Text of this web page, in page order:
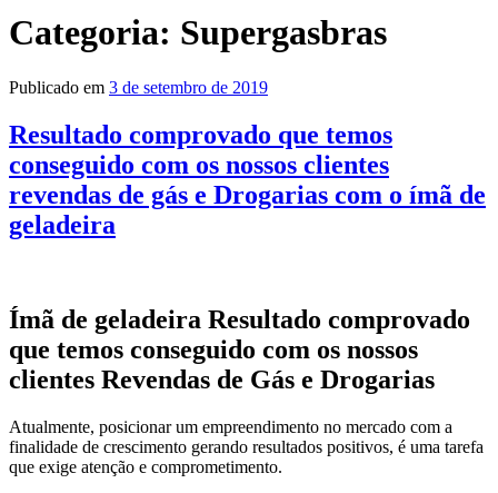
Categoria: Supergasbras
Publicado em 3 de setembro de 2019
Resultado comprovado que temos
conseguido com os nossos clientes
revendas de gás e Drogarias com o ímã de
geladeira
Ímã de geladeira Resultado comprovado
que temos conseguido com os nossos
clientes Revendas de Gás e Drogarias
Atualmente, posicionar um empreendimento no mercado com a
finalidade de crescimento gerando resultados positivos, é uma tarefa
que exige atenção e comprometimento.